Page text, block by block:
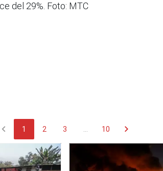
del 29%. Foto: MTC
chevron_left 1 2 3 10 chevron_right